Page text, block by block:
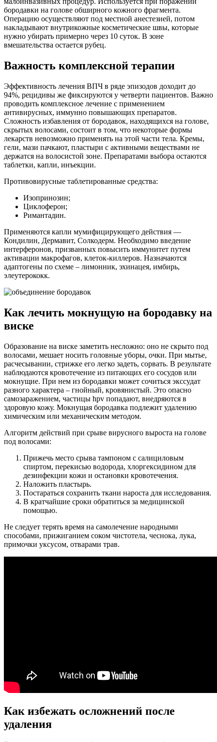
бородавки на голове обширного кожного фрагмента.
Операцию осуществляют под местной анестезией, потом
накладывают внутрикожные косметические швы, которые
нужно убирать примерно через 10 суток. В зоне
вмешательства остается рубец.
Важность комплексной терапии
Эффективность лечения ВПЧ в ряде эпизодов доходит до
94%, рецидивы же фиксируются у четверти пациентов. Важно
проводить комплексное лечение с применением
антивирусных, иммунно повышающих препаратов.
Сложность избавления от бородавок, находящихся на голове,
скрытых волосами, состоит в том, что некоторые формы
лекарств невозможно применять на этой части тела. Кремы,
гели, мази пачкают, пластыри с активными веществами не
держатся на волосистой зоне. Препаратами выбора остаются
таблетки, капли, инъекции.
Противовирусные таблетированные средства:
Изопринозин;
Циклоферон;
Римантадин.
Применяются капли мумифицирующего действия —
Кондилин, Дермавит, Солкодерм. Необходимо введение
интерферонов, призванных повысить иммунитет путем
активации макрофагов, клеток-киллеров. Назначаются
адаптогены по схеме – лимонник, эхинацея, имбирь,
элеутерококк.
Как лечить мокнущую на бородавку на
виске
Образование на виске заметить несложно: оно не скрыто под
волосами, мешает носить головные уборы, очки. При мытье,
расчесывании, стрижке его легко задеть, сорвать. В результате
наблюдаются кровотечение из питающих его сосудов или
мокнущие. При нем из бородавки может сочиться экссудат
разного характера – гнойный, кровянистый. Это опасно
самозаражением, частицы hpv попадают, внедряются в
здоровую кожу. Мокнущая бородавка подлежит удалению
химическим или механическим методом.
Алгоритм действий при срыве вирусного выроста на голове
под волосами:
Прижечь место срыва тампоном с салициловым
спиртом, перекисью водорода, хлоргексидином для
дезинфекции кожи и остановки кровотечения.
Наложить пластырь.
Постараться сохранить ткани нароста для исследования.
В кратчайшие сроки обратиться за медицинской
помощью.
Не следует терять время на самолечение народными
способами, прижиганием соком чистотела, чеснока, лука,
примочки уксусом, отварами трав.
Как избежать осложнений после
удаления